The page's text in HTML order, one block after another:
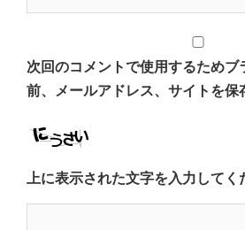
次回のコメントで使用するためブ
前、メールアドレス、サイトを保
上に表示された文字を入力してく